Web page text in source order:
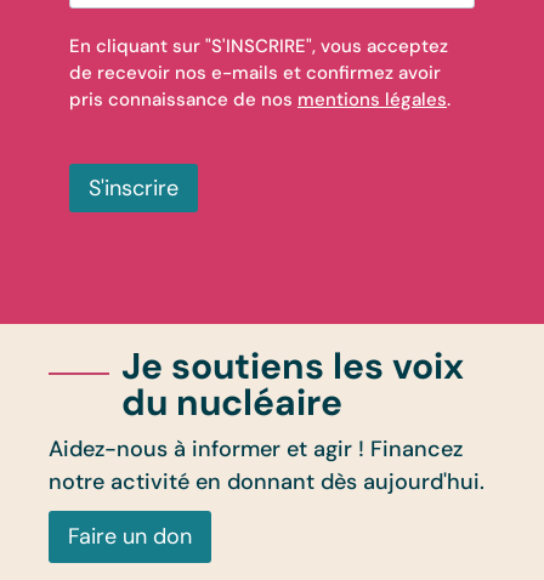
En cliquant sur "S'INSCRIRE", vous acceptez
de recevoir nos e-mails et confirmez avoir
pris connaissance de nos mentions légales.
S'inscrire
Je soutiens les voix
du nucléaire
Aidez-nous à informer et agir ! Financez
notre activité en donnant dès aujourd'hui.
Faire un don